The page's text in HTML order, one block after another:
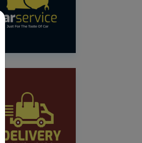
Close